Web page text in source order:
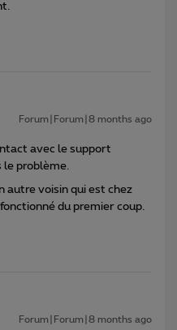
Forum|Forum|8 months ago
avec le support
le problème.
autre voisin qui est chez
du premier coup.
Forum|Forum|8 months ago